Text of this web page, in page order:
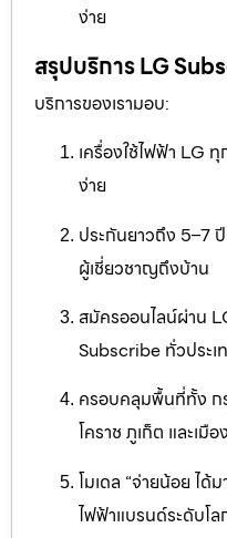
ง่าย
สรุปบริการ LG
บริการของเรามอบ:
เครื่องใช้ไฟฟ้า LG
ง่าย
ประกันยาวถึง 5–7
ผู้เชี่ยวชาญถึงบ้าน
สมัครออนไลน์ผ่าน
Subscribe ทั่วประเ
ครอบคลุมพื้นที่ทั้ง ก
โคราช ภูเก็ต และเมื
โมเดล “จ่ายน้อย ได้
ไฟฟ้าแบรนด์ระดับโ